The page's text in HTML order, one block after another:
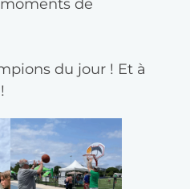
de
du jour ! Et à